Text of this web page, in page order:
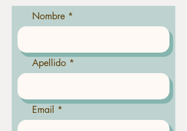
Nombre
Apellido
Email